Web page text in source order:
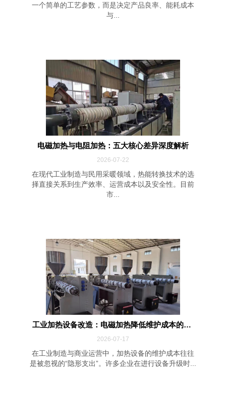
一个简单的工艺参数，而是决定产品良率、能耗成本
与...
电磁加热与电阻加热：五大核心差异深度解析
2026-07-22
在现代工业制造与民用采暖领域，热能转换技术的选
择直接关系到生产效率、运营成本以及安全性。目前
市...
工业加热设备改造：电磁加热降低维护成本的四...
2026-07-17
在工业制造与商业运营中，加热设备的维护成本往往
是被忽视的“隐形支出”。许多企业在进行设备升级时...